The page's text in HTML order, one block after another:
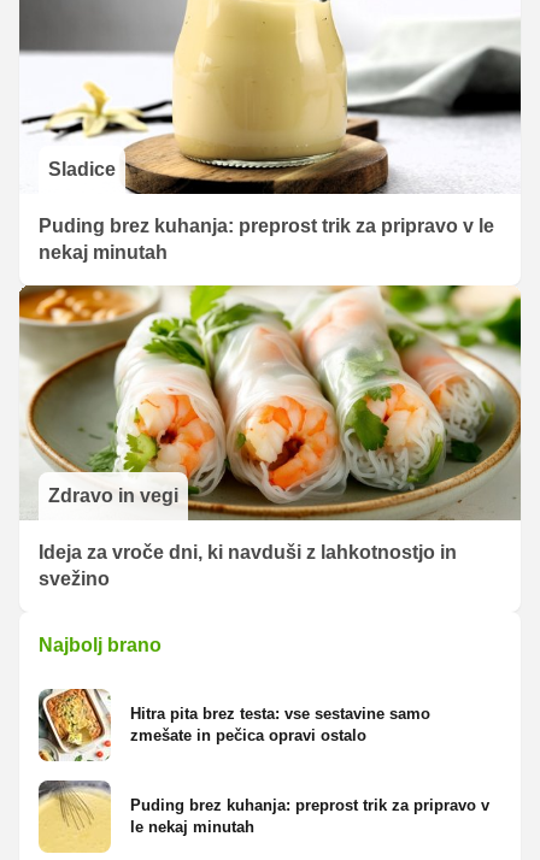
Sladice
Puding brez kuhanja: preprost trik za pripravo v le
nekaj minutah
Zdravo in vegi
Ideja za vroče dni, ki navduši z lahkotnostjo in
svežino
Najbolj brano
Hitra pita brez testa: vse sestavine samo
zmešate in pečica opravi ostalo
Puding brez kuhanja: preprost trik za pripravo v
le nekaj minutah